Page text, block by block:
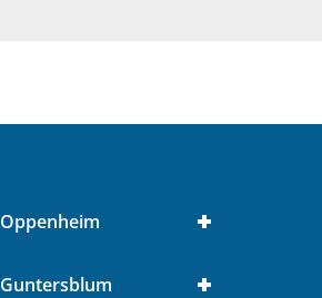
Oppenheim
Guntersblum